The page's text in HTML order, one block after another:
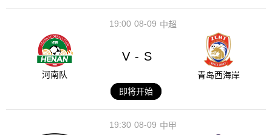
08-09
19:00 中超
河南队
V - S
青岛西海岸
即将开始
08-09
19:30 中甲